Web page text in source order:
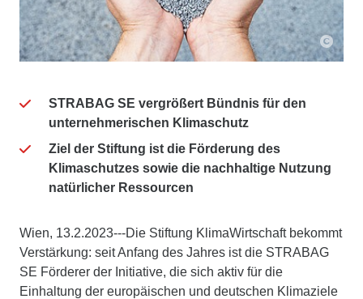
STRABAG SE vergrößert Bündnis für den
unternehmerischen Klimaschutz
Ziel der Stiftung ist die Förderung des
Klimaschutzes sowie die nachhaltige Nutzung
natürlicher Ressourcen
Wien, 13.2.2023---Die Stiftung KlimaWirtschaft bekommt
Verstärkung: seit Anfang des Jahres ist die STRABAG
SE Förderer der Initiative, die sich aktiv für die
Einhaltung der europäischen und deutschen Klimaziele